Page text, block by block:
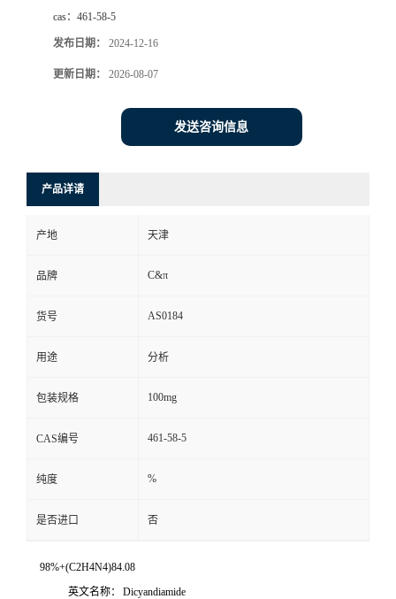
cas： 461-58-5
发布日期： 2024-12-16
更新日期： 2026-08-07
发送咨询信息
产品详请
产地 天津
品牌 C&π
货号 AS0184
用途 分析
包装规格 100mg
CAS编号 461-58-5
纯度 %
是否进口 否
98%+(C2H4N4)84.08
英文名称：
Dicyandiamide